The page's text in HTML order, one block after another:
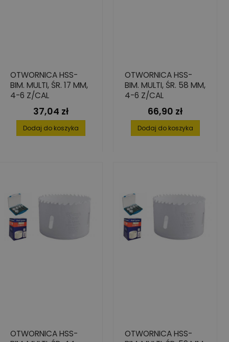
OTWORNICA HSS-
BIM. MULTI, ŚR. 17 MM,
4-6 Z/CAL
Cena
37,04 zł
Dodaj do koszyka
OTWORNICA HSS-
BIM. MULTI, ŚR. 58 MM,
4-6 Z/CAL
Cena
66,90 zł
Dodaj do koszyka
OTWORNICA HSS-
OTWORNICA HSS-